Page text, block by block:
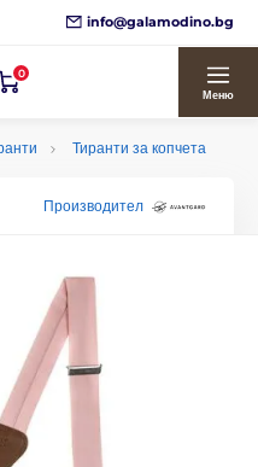
info@galamodino.bg
0
Меню
Тиранти за копчета
Производител